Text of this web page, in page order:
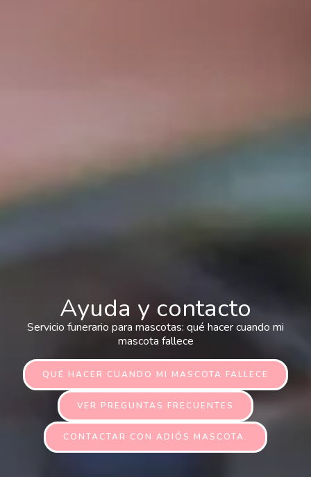
Ayuda y contacto
Servicio funerario para mascotas: qué hacer cuando mi
mascota fallece
QUÉ HACER CUANDO MI MASCOTA FALLECE
VER PREGUNTAS FRECUENTES
CONTACTAR CON ADIÓS MASCOTA.